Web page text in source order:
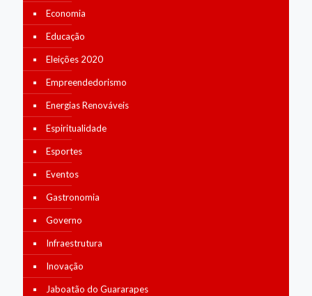
Economia
Educação
Eleições 2020
Empreendedorismo
Energias Renováveis
Espiritualidade
Esportes
Eventos
Gastronomia
Governo
Infraestrutura
Inovação
Jaboatão do Guararapes